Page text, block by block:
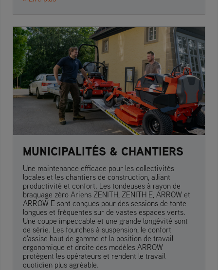
MUNICIPALITÉS & CHANTIERS
Une maintenance efficace pour les collectivités
locales et les chantiers de construction, alliant
productivité et confort. Les tondeuses à rayon de
braquage zéro Ariens ZENITH, ZENITH E, ARROW et
ARROW E sont conçues pour des sessions de tonte
longues et fréquentes sur de vastes espaces verts.
Une coupe impeccable et une grande longévité sont
de série. Les fourches à suspension, le confort
d'assise haut de gamme et la position de travail
ergonomique et droite des modèles ARROW
protègent les opérateurs et rendent le travail
quotidien plus agréable.